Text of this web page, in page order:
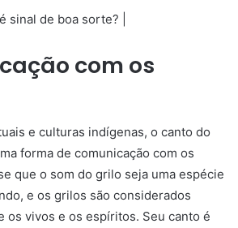
com os
e culturas indígenas, o canto do
forma de comunicação com os
que o som do grilo seja uma espécie
e os grilos são considerados
os vivos e os espíritos. Seu canto é